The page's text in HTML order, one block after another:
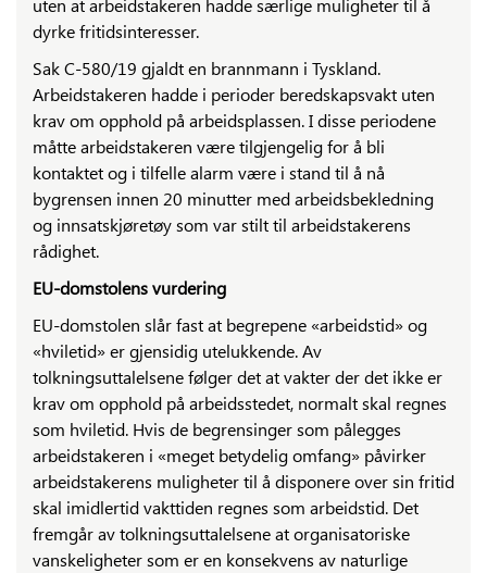
uten at arbeidstakeren hadde særlige muligheter til å
dyrke fritidsinteresser.
Sak C-580/19 gjaldt en brannmann i Tyskland.
Arbeidstakeren hadde i perioder beredskapsvakt uten
krav om opphold på arbeidsplassen. I disse periodene
måtte arbeidstakeren være tilgjengelig for å bli
kontaktet og i tilfelle alarm være i stand til å nå
bygrensen innen 20 minutter med arbeidsbekledning
og innsatskjøretøy som var stilt til arbeidstakerens
rådighet.
EU-domstolens vurdering
EU-domstolen slår fast at begrepene «arbeidstid» og
«hviletid» er gjensidig utelukkende. Av
tolkningsuttalelsene følger det at vakter der det ikke er
krav om opphold på arbeidsstedet, normalt skal regnes
som hviletid. Hvis de begrensinger som pålegges
arbeidstakeren i «meget betydelig omfang» påvirker
arbeidstakerens muligheter til å disponere over sin fritid
skal imidlertid vakttiden regnes som arbeidstid. Det
fremgår av tolkningsuttalelsene at organisatoriske
vanskeligheter som er en konsekvens av naturlige